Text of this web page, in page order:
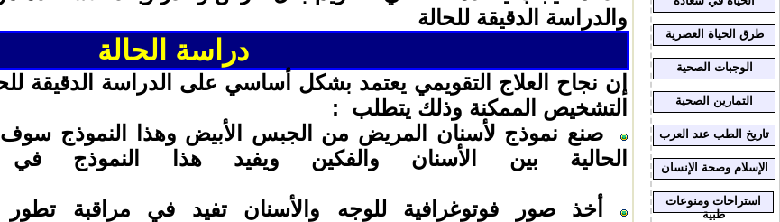
والدراسة الدقيقة للحالة
دراسة الحالة
ن نجاح العلاج التقويمي يعتمد بشكل أساسي على الدراسة الدقيقة
التشخيص الممكنة وذلك يتطلب
:
صنع نموذج لأسنان المريض من الجبس الأبيض وهذا النموذج
الحالية بين الأسنان والفكين ويفيد هذا النموذج
أخذ صور فوتوغرافية للوجه والأسنان تفيد في مراقبة
طرق الحياة العصرية
الوجبات الصحية
التمارين الصحية
تاريخ الطب عند العرب
الإسلام وصحة الإنسان
استراحات ومنوعات
طبية